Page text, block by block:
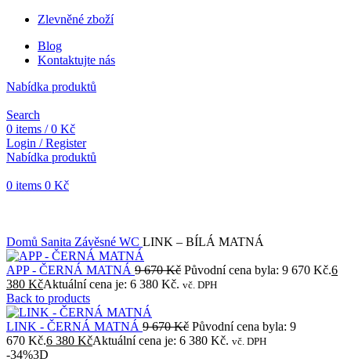
Zlevněné zboží
Blog
Kontaktujte nás
Nabídka produktů
Search
0 items / 0 Kč
Login / Register
Nabídka produktů
0 items 0 Kč
Domů Sanita Závěsné WC LINK – BÍLÁ MATNÁ
APP - ČERNÁ MATNÁ 9 670Kč Původní cena byla: 9 670 Kč.6
380 KčAktuální cena je: 6 380 Kč. vč. DPH
Back to products
LINK - ČERNÁ MATNÁ 9 670Kč Původní cena byla: 9
670 Kč.6 380 KčAktuální cena je: 6 380 Kč. vč. DPH
-34%3D